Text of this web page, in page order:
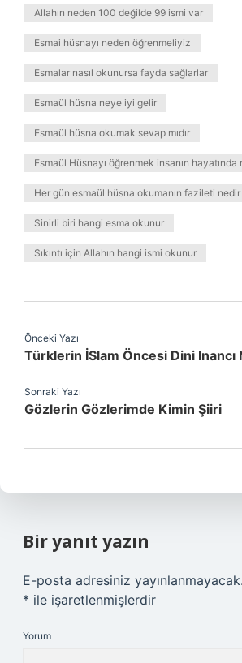
Allahın neden 100 değilde 99 ismi var
Esmai hüsnayı neden öğrenmeliyiz
Esmalar nasıl okunursa fayda sağlarlar
Esmaül hüsna neye iyi gelir
Esmaül hüsna okumak sevap mıdır
Esmaül Hüsnayı öğrenmek insanın hayatında
Her gün esmaül hüsna okumanın fazileti nedir
Sinirli biri hangi esma okunur
Sıkıntı için Allahın hangi ismi okunur
Önceki Yazı
Türklerin İSlam Öncesi Dini Inancı
Sonraki Yazı
Gözlerin Gözlerimde Kimin Şiiri
Bir yanıt yazın
E-posta adresiniz yayınlanmayacak.
* ile işaretlenmişlerdir
Yorum